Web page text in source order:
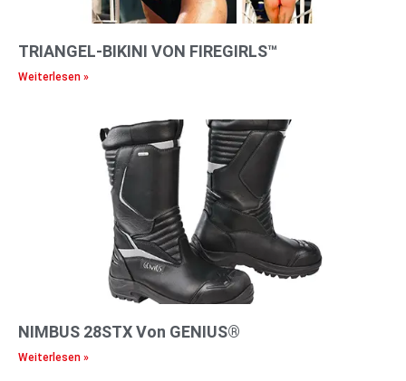
TRIANGEL-BIKINI VON FIREGIRLS™
Weiterlesen »
NIMBUS 28STX Von GENIUS®
Weiterlesen »